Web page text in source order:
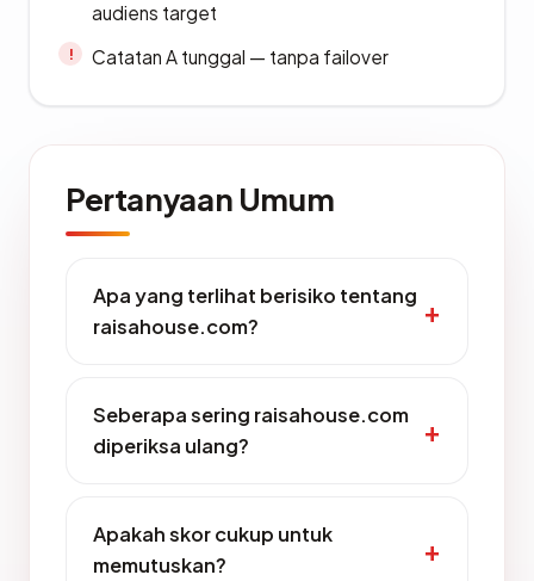
audiens target
Catatan A tunggal — tanpa failover
Pertanyaan Umum
Apa yang terlihat berisiko tentang
raisahouse.com?
Seberapa sering raisahouse.com
diperiksa ulang?
Apakah skor cukup untuk
memutuskan?